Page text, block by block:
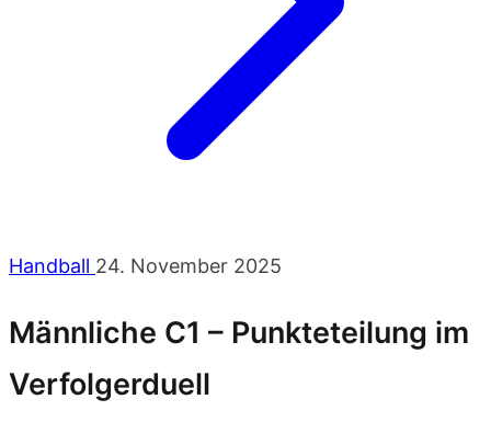
Handball 24. November 2025
Männliche C1 – Punkteteilung im
Verfolgerduell